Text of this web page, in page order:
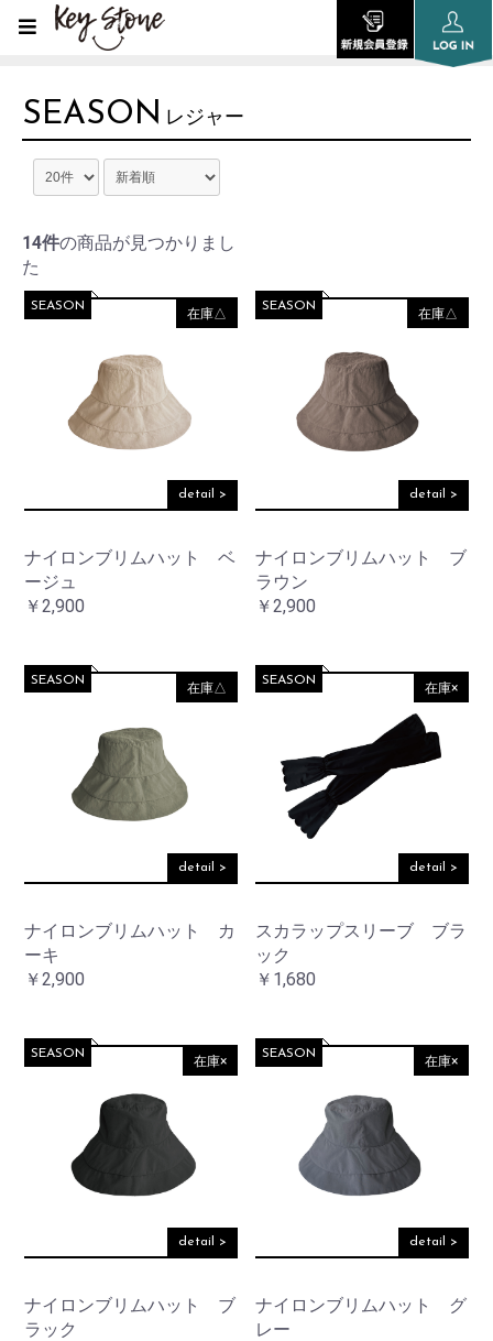
SEASON レジャー
14件の商品が見つかりまし
た
在庫△
detail >
ナイロンブリムハット ベ
ージュ
SEASON
￥2,900
在庫△
detail >
ナイロンブリムハット ブ
ラウン
SEASON
￥2,900
在庫△
detail >
ナイロンブリムハット カ
ーキ
SEASON
￥2,900
在庫×
detail >
スカラップスリーブ ブラ
ック
SEASON
￥1,680
在庫×
detail >
ナイロンブリムハット ブ
ラック
SEASON 在庫×
detail >
ナイロンブリムハット グ
レー
SEASON